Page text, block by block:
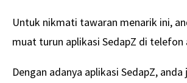
Untuk nikmati tawaran menarik ini,
muat turun aplikasi SedapZ di telefon
Dengan adanya aplikasi SedapZ,